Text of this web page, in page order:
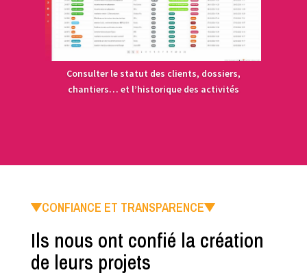
Consulter le statut des clients, dossiers,
chantiers… et l’historique des activités
CONFIANCE ET TRANSPARENCE
Ils nous ont confié la création
de leurs projets